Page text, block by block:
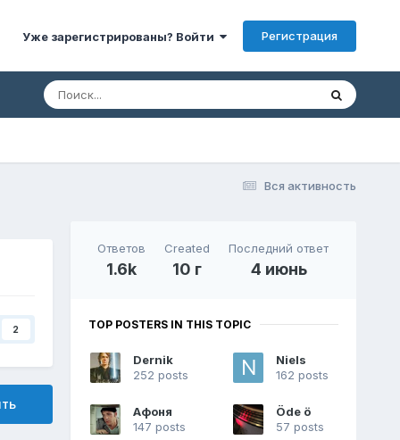
Уже зарегистрированы? Войти Регистрация
Вся активность
2
Ответов
1.6k
Created
10 г
Последний ответ
4 июнь
TOP POSTERS IN THIS TOPIC
Dernik
252 posts
Niels
162 posts
Афоня
147 posts
Öde ö
57 posts